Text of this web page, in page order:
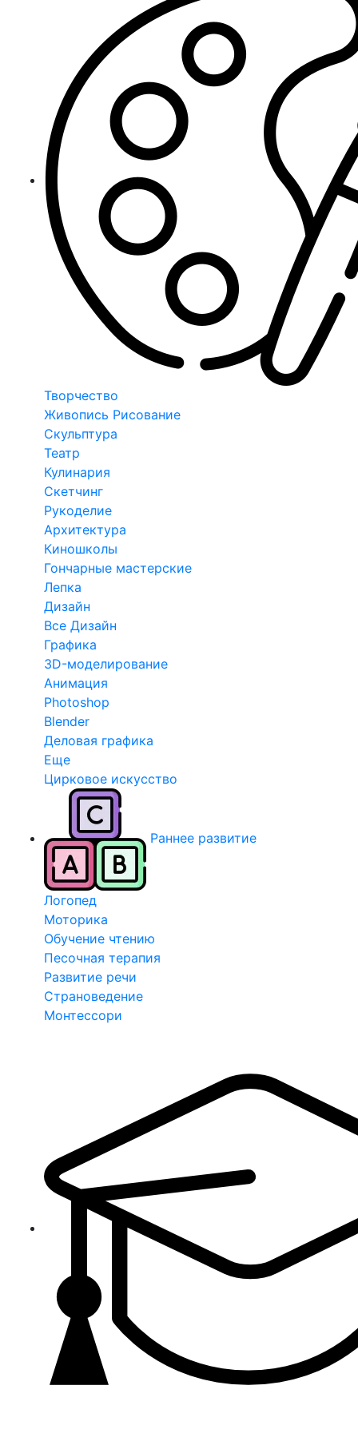
Творчество
Живопись Рисование
Скульптура
Театр
Кулинария
Скетчинг
Рукоделие
Архитектура
Киношколы
Гончарные мастерские
Лепка
Дизайн
Все Дизайн
Графика
3D-моделирование
Анимация
Photoshop
Blender
Деловая графика
Еще
Цирковое искусство
Раннее развитие
Логопед
Моторика
Обучение чтению
Песочная терапия
Развитие речи
Страноведение
Монтессори